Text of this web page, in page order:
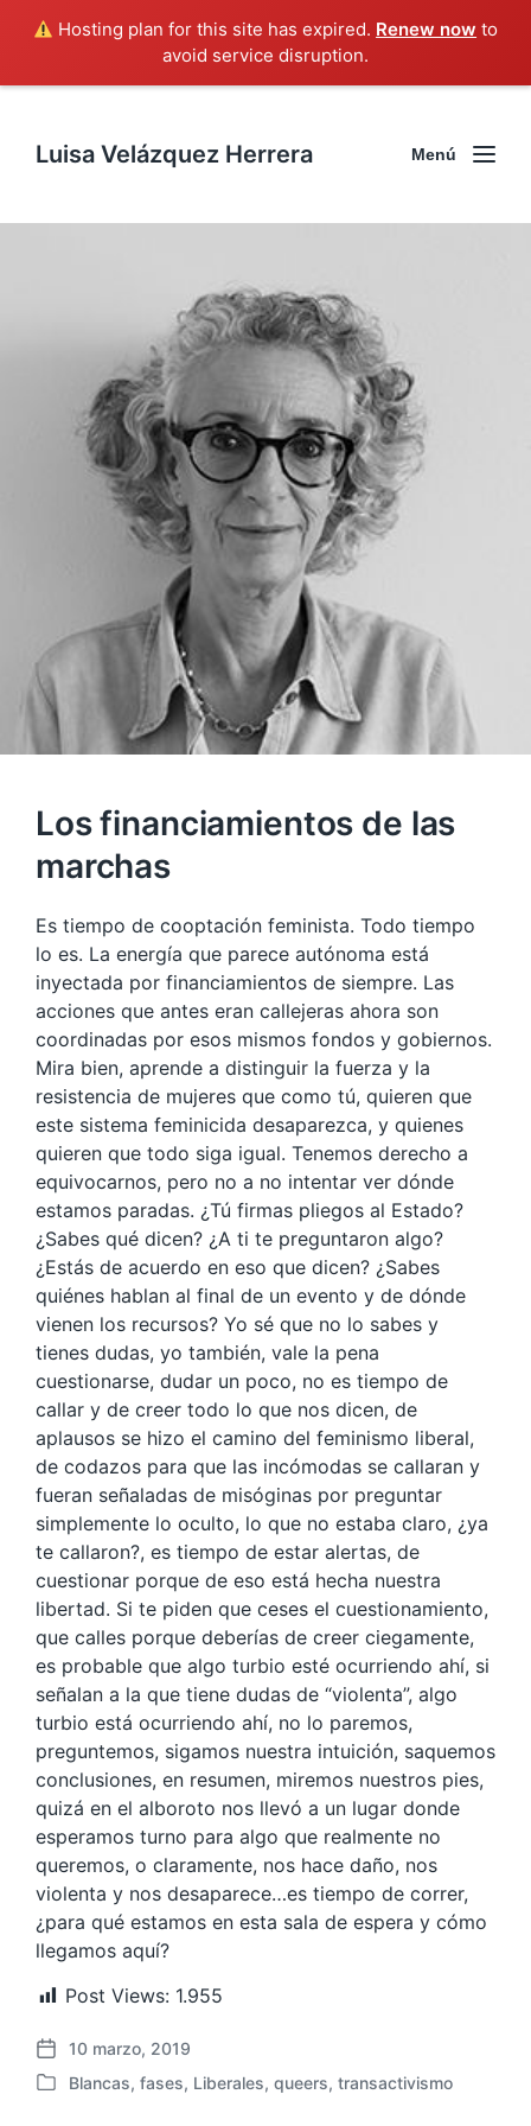
Hosting plan for this site has expired. Renew now to
avoid service disruption.
Luisa Velázquez Herrera Menú
Los financiamientos de las
marchas
Es tiempo de cooptación feminista. Todo tiempo
lo es. La energía que parece autónoma está
inyectada por financiamientos de siempre. Las
acciones que antes eran callejeras ahora son
coordinadas por esos mismos fondos y gobiernos.
Mira bien, aprende a distinguir la fuerza y la
resistencia de mujeres que como tú, quieren que
este sistema feminicida desaparezca, y quienes
quieren que todo siga igual. Tenemos derecho a
equivocarnos, pero no a no intentar ver dónde
estamos paradas. ¿Tú firmas pliegos al Estado?
¿Sabes qué dicen? ¿A ti te preguntaron algo?
¿Estás de acuerdo en eso que dicen? ¿Sabes
quiénes hablan al final de un evento y de dónde
vienen los recursos? Yo sé que no lo sabes y
tienes dudas, yo también, vale la pena
cuestionarse, dudar un poco, no es tiempo de
callar y de creer todo lo que nos dicen, de
aplausos se hizo el camino del feminismo liberal,
de codazos para que las incómodas se callaran y
fueran señaladas de misóginas por preguntar
simplemente lo oculto, lo que no estaba claro, ¿ya
te callaron?, es tiempo de estar alertas, de
cuestionar porque de eso está hecha nuestra
libertad. Si te piden que ceses el cuestionamiento,
que calles porque deberías de creer ciegamente,
es probable que algo turbio esté ocurriendo ahí, si
señalan a la que tiene dudas de “violenta”, algo
turbio está ocurriendo ahí, no lo paremos,
preguntemos, sigamos nuestra intuición, saquemos
conclusiones, en resumen, miremos nuestros pies,
quizá en el alboroto nos llevó a un lugar donde
esperamos turno para algo que realmente no
queremos, o claramente, nos hace daño, nos
violenta y nos desaparece…es tiempo de correr,
¿para qué estamos en esta sala de espera y cómo
llegamos aquí?
Post Views: 1.955
F
e
10 marzo, 2019
P
Blancas, fases, Liberales, queers, transactivismo